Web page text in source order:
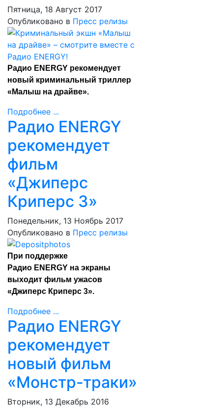
Пятница, 18 Август 2017
Опубликовано в Пресс релизы
Радио ENERGY рекомендует
новый криминальный триллер
«Малыш на драйве».
Подробнее ...
Радио ENERGY
рекомендует
фильм
«Джиперс
Криперс 3»
Понедельник, 13 Ноябрь 2017
Опубликовано в Пресс релизы
При поддержке
Радио ENERGY на экраны
выходит фильм ужасов
«Джиперс Криперс 3».
Подробнее ...
Радио ENERGY
рекомендует
новый фильм
«Монстр-траки»
Вторник, 13 Декабрь 2016